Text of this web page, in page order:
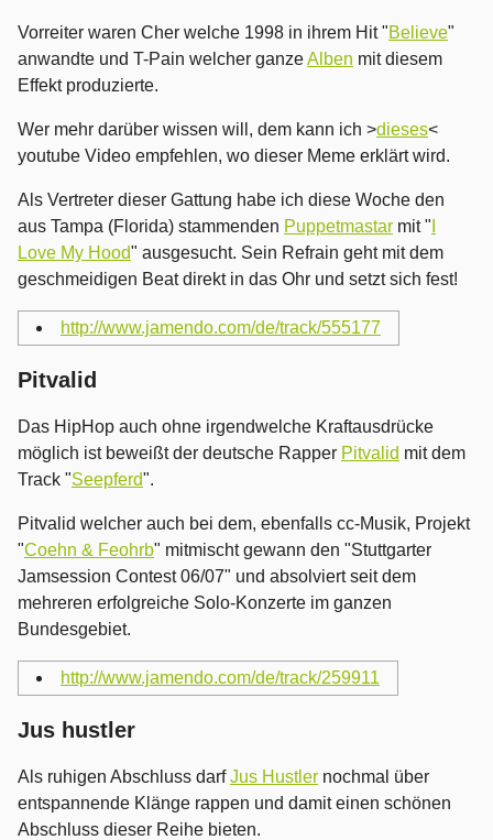
Vorreiter waren Cher welche 1998 in ihrem Hit "Believe"
anwandte und T-Pain welcher ganzeAlben mit diesem
Effekt produzierte.
Wer mehr darüber wissen will, dem kann ich >dieses<
youtube Video empfehlen, wo dieser Meme erklärt wird.
Als Vertreter dieser Gattung habe ich diese Woche den
aus Tampa (Florida) stammenden Puppetmastar mit "
Love My Hood" ausgesucht. Sein Refrain geht mit dem
geschmeidigen Beat direkt in das Ohr und setzt sich fest!
http://www.jamendo.com/de/track/555177
Pitvalid
Das HipHop auch ohne irgendwelche Kraftausdrücke
möglich ist beweißt der deutsche Rapper Pitvalid mit dem
Track "Seepferd".
Pitvalid welcher auch bei dem, ebenfalls cc-Musik, Projekt
"Coehn & Feohrb" mitmischt gewann den "Stuttgarter
Jamsession Contest 06/07" und absolviert seit dem
mehreren erfolgreiche Solo-Konzerte im ganzen
Bundesgebiet.
http://www.jamendo.com/de/track/259911
Jus hustler
Als ruhigen Abschluss darfJus Hustler nochmal über
entspannende Klänge rappen und damit einen schönen
Abschluss dieser Reihe bieten.